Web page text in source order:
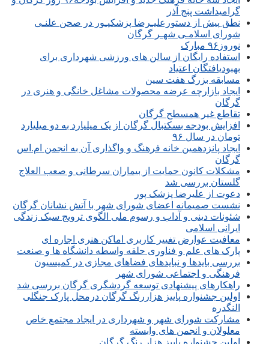
گرامیداشت پنج آذر
نطق پیش از دستورعلیـرضا پزشکپـور در صحن علنـی
شورای اسلامـی شهـر گرگان
نوروز۹۶ مبارک
استفاده رایگان از سالن های ورزشی شهرداری برای
بهبودیافتگان اعتیاد
مسابقه بزرگ هفت سین
ایجاد بازارچه عرضه محصولات مشاغل خانگی و هنری در
گرگان
تقاطع غیر همسطح گرگان
افزایش بودجه بسکتبال گرگان از یک میلیارد به دو میلیارد
تومان در سال ۹۶
ایجاد پانزدهمین خانه فرهنگ و واگذاری آن به انجمن ام.اس
گرگان
مشکلات کانون حمایت از بیماران سرطانی و صعب العلاج
گلستان بررسی شد
دعوت از علیرضا پزشک پور
نشست صمیمانه اعضای شورای شهر با آتش نشانان گرگان
شئونات دینی و آداب و رسوم ملی الگوی ترویج سبک زندگی
ایرانی اسلامی
معافیت عوارض تغییر کاربری اماکن هنری اجاره ای
پارک های علم و فناوری حلقه واسطه دانشگاه ها و صنعت
بررسی بایدها و نبایدهای فضاهای مجازی در کمیسیون
فرهنگی و اجتماعی شورای شهر
راهکارهای پیشنهادی توسعه گردشگری گرگان بررسی شد
اولین جشنواره پاییز هزاررنگ گرگان درمحل پارک جنگلی
النگدره
مشارکت شورای شهر و شهرداری در ایجاد مجتمع خاص
معلولان و انجمن های وابسته